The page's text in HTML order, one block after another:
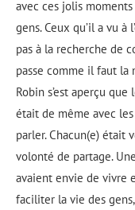
avec ces jolis moments
gens. Ceux qu’il a vu à
pas à la recherche de
passe comme il faut la
Robin s’est aperçu
était de même avec
parler. Chacun(e) était
volonté de partage.
avaient envie de vivre
faciliter la vie des